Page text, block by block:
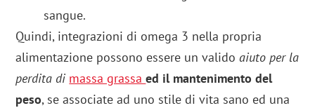
sangue.
Quindi, integrazioni di omega 3 nella propria
alimentazione possono essere un valido aiuto per la
perdita di massa grassaed il mantenimento del
peso, se associate ad uno stile di vita sano ed una